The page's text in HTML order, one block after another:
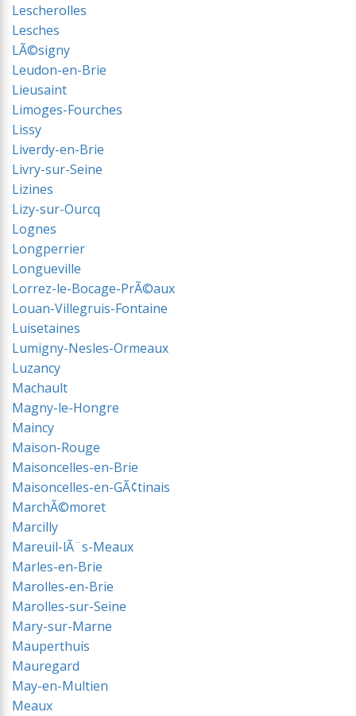
Lescherolles
Lesches
LÃ©signy
Leudon-en-Brie
Lieusaint
Limoges-Fourches
Lissy
Liverdy-en-Brie
Livry-sur-Seine
Lizines
Lizy-sur-Ourcq
Lognes
Longperrier
Longueville
Lorrez-le-Bocage-PrÃ©aux
Louan-Villegruis-Fontaine
Luisetaines
Lumigny-Nesles-Ormeaux
Luzancy
Machault
Magny-le-Hongre
Maincy
Maison-Rouge
Maisoncelles-en-Brie
Maisoncelles-en-GÃ¢tinais
MarchÃ©moret
Marcilly
Mareuil-lÃ¨s-Meaux
Marles-en-Brie
Marolles-en-Brie
Marolles-sur-Seine
Mary-sur-Marne
Mauperthuis
Mauregard
May-en-Multien
Meaux